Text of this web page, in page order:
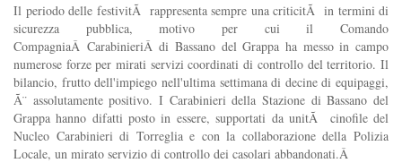
Il periodo delle festivitÃ rappresenta sempre una criticitÃ in termini di
sicurezza pubblica, motivo per cui il Comando
CompagniaÂ CarabinieriÂ di Bassano del Grappa ha messo in campo
numerose forze per mirati servizi coordinati di controllo del territorio. Il
bilancio, frutto dell'impiego nell'ultima settimana di decine di equipaggi,
Ã¨ assolutamente positivo. I Carabinieri della Stazione di Bassano del
Grappa hanno difatti posto in essere, supportati da unitÃ cinofile del
Nucleo Carabinieri di Torreglia e con la collaborazione della Polizia
Locale, un mirato servizio di controllo dei casolari abbandonati.Â